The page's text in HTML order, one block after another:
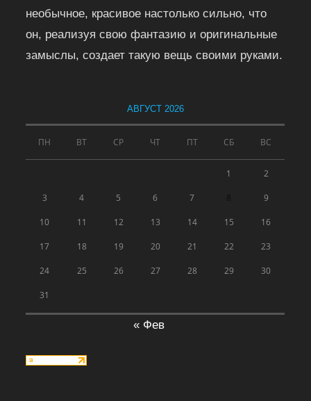
необычное, красивое настолько сильно, что
он, реализуя свою фантазию и оригинальные
замыслы, создает такую вещь своими руками.
АВГУСТ 2026
ПН ВТ СР ЧТ ПТ СБ ВС
1 2
3 4 5 6 7 9
10 11 12 13 14 15 16
17 18 19 20 21 22 23
24 25 26 27 28 29 30
31
« Фев